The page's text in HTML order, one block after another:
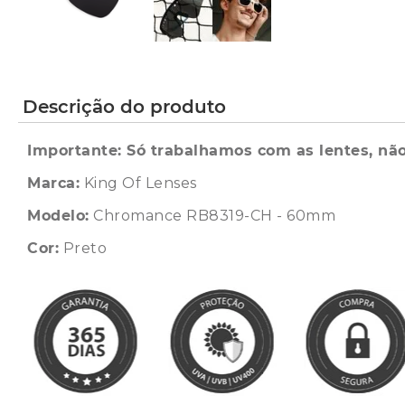
Descrição do produto
Importante: Só trabalhamos com as lentes,
Marca: King Of Lenses
Modelo: Chromance RB8319-CH - 60mm
Cor: Preto